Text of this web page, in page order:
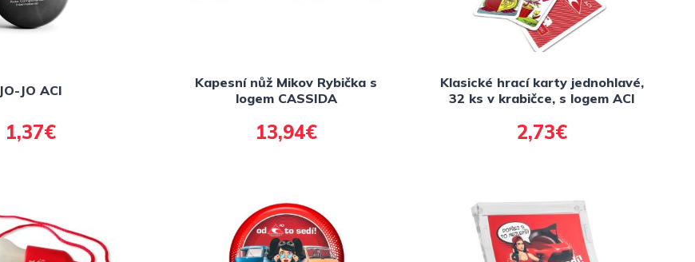
JO-JO ACI
1,37€
Kapesní nůž Mikov Rybička s
logem CASSIDA
13,94€
Klasické hrací karty jednohlavé,
32 ks v krabičce, s logem ACI
2,73€